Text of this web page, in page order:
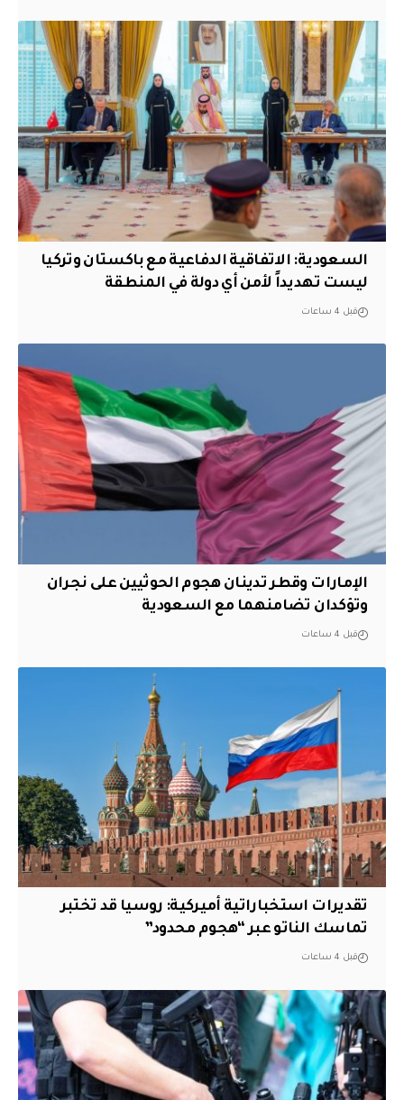
السعودية: الاتفاقية الدفاعية مع باكستان وتركيا
ليست تهديداً لأمن أي دولة في المنطقة
قبل 4 ساعات
الإمارات وقطر تدينان هجوم الحوثيين على نجران
وتؤكدان تضامنهما مع السعودية
قبل 4 ساعات
تقديرات استخباراتية أميركية: روسيا قد تختبر
تماسك الناتو عبر “هجوم محدود”
قبل 4 ساعات